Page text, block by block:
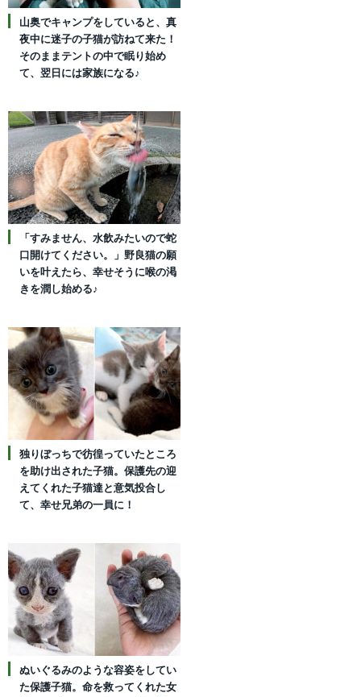
山奥でキャンプをしていると、真
夜中に迷子の子猫が訪ねて来た！
そのままテントの中で眠り始め
て、翌日には家族になる♪
「すみません、水飲みたいので蛇
口開けてください。」野良猫の願
いを叶えたら、幸せそうに喉の渇
きを潤し始める♪
独りぼっちで彷徨っていたところ
を助け出された子猫。保護先の迎
えてくれた子猫達と意気投合し
て、幸せ兄弟の一員に！
ぬいぐるみのような容姿をしてい
た保護子猫。命を救ってくれた女